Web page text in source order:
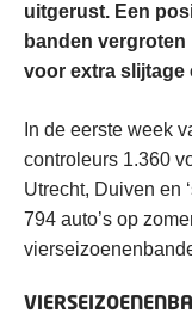
uitgerust. Een
banden
voor extra slijtage
In de eerste week
controleurs 1.360
Utrecht, Duiven en
794 auto’s op